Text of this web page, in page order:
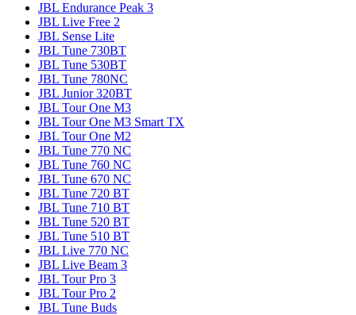
JBL Endurance Peak 3
JBL Live Free 2
JBL Sense Lite
JBL Tune 730BT
JBL Tune 530BT
JBL Tune 780NC
JBL Junior 320BT
JBL Tour One M3
JBL Tour One M3 Smart TX
JBL Tour One M2
JBL Tune 770 NC
JBL Tune 760 NC
JBL Tune 670 NC
JBL Tune 720 BT
JBL Tune 710 BT
JBL Tune 520 BT
JBL Tune 510 BT
JBL Live 770 NC
JBL Live Beam 3
JBL Tour Pro 3
JBL Tour Pro 2
JBL Tune Buds